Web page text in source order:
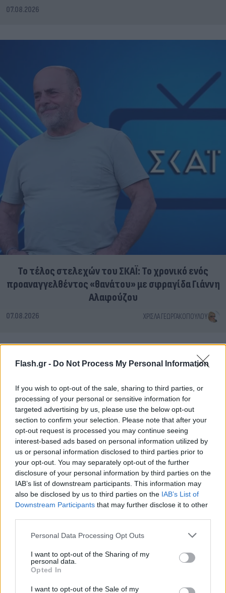
Flash.gr - Do Not Process My Personal Information
If you wish to opt-out of the sale, sharing to third parties, or
processing of your personal or sensitive information for
targeted advertising by us, please use the below opt-out
section to confirm your selection. Please note that after your
opt-out request is processed you may continue seeing
interest-based ads based on personal information utilized by
us or personal information disclosed to third parties prior to
your opt-out. You may separately opt-out of the further
disclosure of your personal information by third parties on the
IAB’s list of downstream participants. This information may
also be disclosed by us to third parties on the IAB’s List of
Downstream Participants that may further disclose it to other
Please note that this website/app uses one or more Google
not limited to your visit or usage behaviour. You may click to
grant or deny consent to Google and its third-party tags to
use your data for below specified purposes in below Google
consent section.
Personal Data Processing Opt Outs
I want to opt-out of the Sharing of my
personal data.
Opted In
I want to opt-out of the Sale of my
07.08.2026
Το τέλος στελεχών του ΣΚΑΪ: Το χρονικό ενός
προαναγγελθέντος «θανάτου» με σφραγίδα Γιάννη
Αλαφούζου
07.08.2026 ΧΡΊΣΛΑ ΓΕΩΡΓΑΚΟΠΟΎΛΟΥ